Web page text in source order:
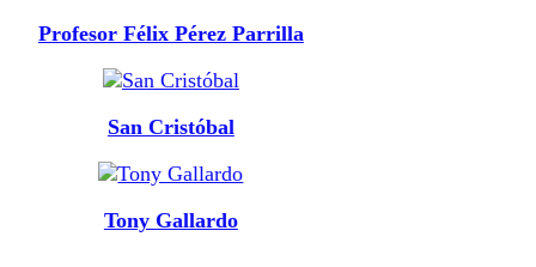
Profesor Félix Pérez Parrilla
San Cristóbal
Tony Gallardo